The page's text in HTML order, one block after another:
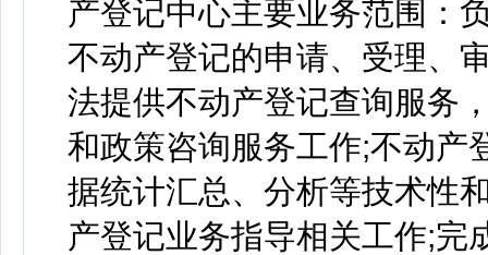
产登记中心主要业务范围：
不动产登记的申请、受理、
法提供不动产登记查询服务
和政策咨询服务工作;不动产
据统计汇总、分析等技术性
产登记业务指导相关工作;完